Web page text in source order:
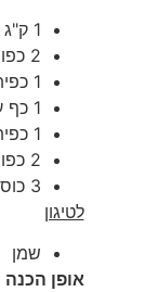
1 ק"ג
2 כפות
1 כפית
1 כף ערק
1 כפית
2 כפות
3 כוסות מים פושרים
לטיגון
שמן
אופן הכנה